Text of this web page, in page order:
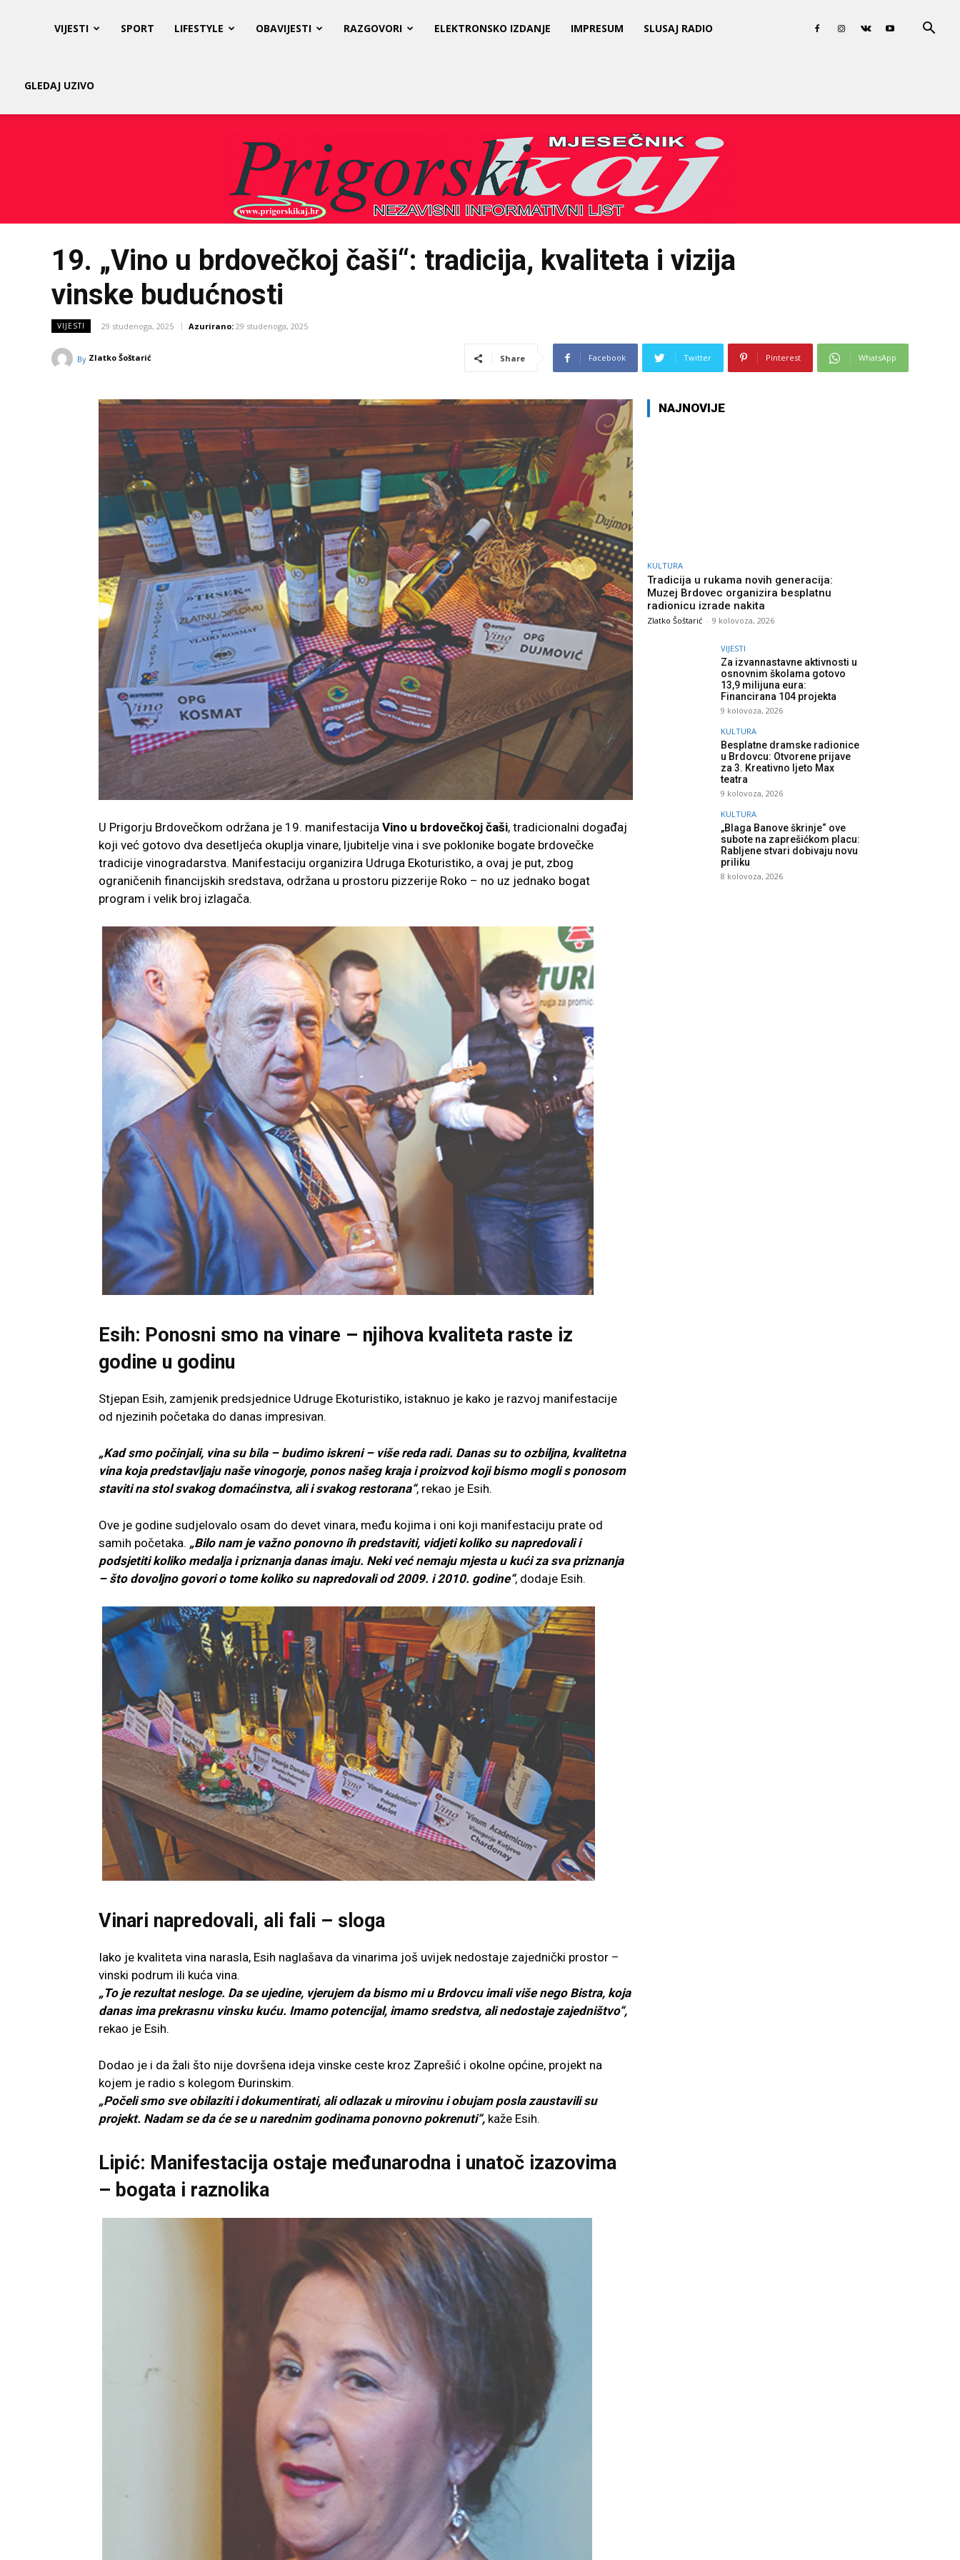
Kaj
VIJESTI SPORT LIFESTYLE OBAVIJESTI RAZGOVORI ELEKTRONSKO IZDANJE IMPRESUM SLUSAJ RADIO
GLEDAJ UZIVO
19. „Vino u brdovečkoj čaši“: tradicija, kvaliteta i vizija
vinske budućnosti
VIJESTI 29 studenoga, 2025 Azurirano: 29 studenoga, 2025
By Zlatko Šoštarić Share Facebook Twitter Pinterest WhatsApp
U Prigorju Brdovečkom održana je 19. manifestacija Vino u brdovečkoj čaši, tradicionalni događaj
koji već gotovo dva desetljeća okuplja vinare, ljubitelje vina i sve poklonike bogate brdovečke
tradicije vinogradarstva. Manifestaciju organizira Udruga Ekoturistiko, a ovaj je put, zbog
ograničenih financijskih sredstava, održana u prostoru pizzerije Roko – no uz jednako bogat
program i velik broj izlagača.
Esih: Ponosni smo na vinare – njihova kvaliteta raste iz
godine u godinu
Stjepan Esih, zamjenik predsjednice Udruge Ekoturistiko, istaknuo je kako je razvoj manifestacije
od njezinih početaka do danas impresivan.
„Kad smo počinjali, vina su bila – budimo iskreni – više reda radi. Danas su to ozbiljna, kvalitetna
vina koja predstavljaju naše vinogorje, ponos našeg kraja i proizvod koji bismo mogli s ponosom
staviti na stol svakog domaćinstva, ali i svakog restorana“, rekao je Esih.
Ove je godine sudjelovalo osam do devet vinara, među kojima i oni koji manifestaciju prate od
samih početaka. „Bilo nam je važno ponovno ih predstaviti, vidjeti koliko su napredovali i
podsjetiti koliko medalja i priznanja danas imaju. Neki već nemaju mjesta u kući za sva priznanja
– što dovoljno govori o tome koliko su napredovali od 2009. i 2010. godine“, dodaje Esih.
Vinari napredovali, ali fali – sloga
Iako je kvaliteta vina narasla, Esih naglašava da vinarima još uvijek nedostaje zajednički prostor –
vinski podrum ili kuća vina.
„To je rezultat nesloge. Da se ujedine, vjerujem da bismo mi u Brdovcu imali više nego Bistra, koja
danas ima prekrasnu vinsku kuću. Imamo potencijal, imamo sredstva, ali nedostaje zajedništvo“,
rekao je Esih.
Dodao je i da žali što nije dovršena ideja vinske ceste kroz Zaprešić i okolne općine, projekt na
kojem je radio s kolegom Đurinskim.
„Počeli smo sve obilaziti i dokumentirati, ali odlazak u mirovinu i obujam posla zaustavili su
projekt. Nadam se da će se u narednim godinama ponovno pokrenuti“, kaže Esih.
Lipić: Manifestacija ostaje međunarodna i unatoč izazovima
– bogata i raznolika
NAJNOVIJE
KULTURA
Tradicija u rukama novih generacija:
Muzej Brdovec organizira besplatnu
radionicu izrade nakita
Zlatko Šoštarić - 9 kolovoza, 2026
VIJESTI
Za izvannastavne aktivnosti u
osnovnim školama gotovo
13,9 milijuna eura:
Financirana 104 projekta
9 kolovoza, 2026
KULTURA
Besplatne dramske radionice
u Brdovcu: Otvorene prijave
za 3. Kreativno ljeto Max
teatra
9 kolovoza, 2026
KULTURA
„Blaga Banove škrinje“ ove
subote na zaprešićkom placu:
Rabljene stvari dobivaju novu
priliku
8 kolovoza, 2026